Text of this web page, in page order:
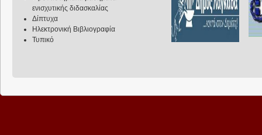
ενισχυτικής διδασκαλίας
Δίπτυχα
Ηλεκτρονική Βιβλιογραφία
Τυπικό